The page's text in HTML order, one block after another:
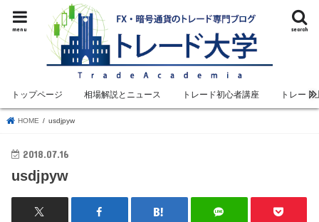
search
menu
トップページ 相場解説とニュース トレード初心者講座 トレード
HOME usdjpyw
2018.07.16
usdjpyw